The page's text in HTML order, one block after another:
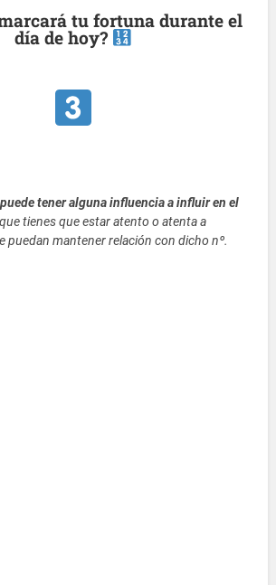
tu fortuna durante el
día de hoy?
puede tener alguna influencia a influir en el
tienes que estar atento o atenta a
puedan mantener relación con dicho nº.